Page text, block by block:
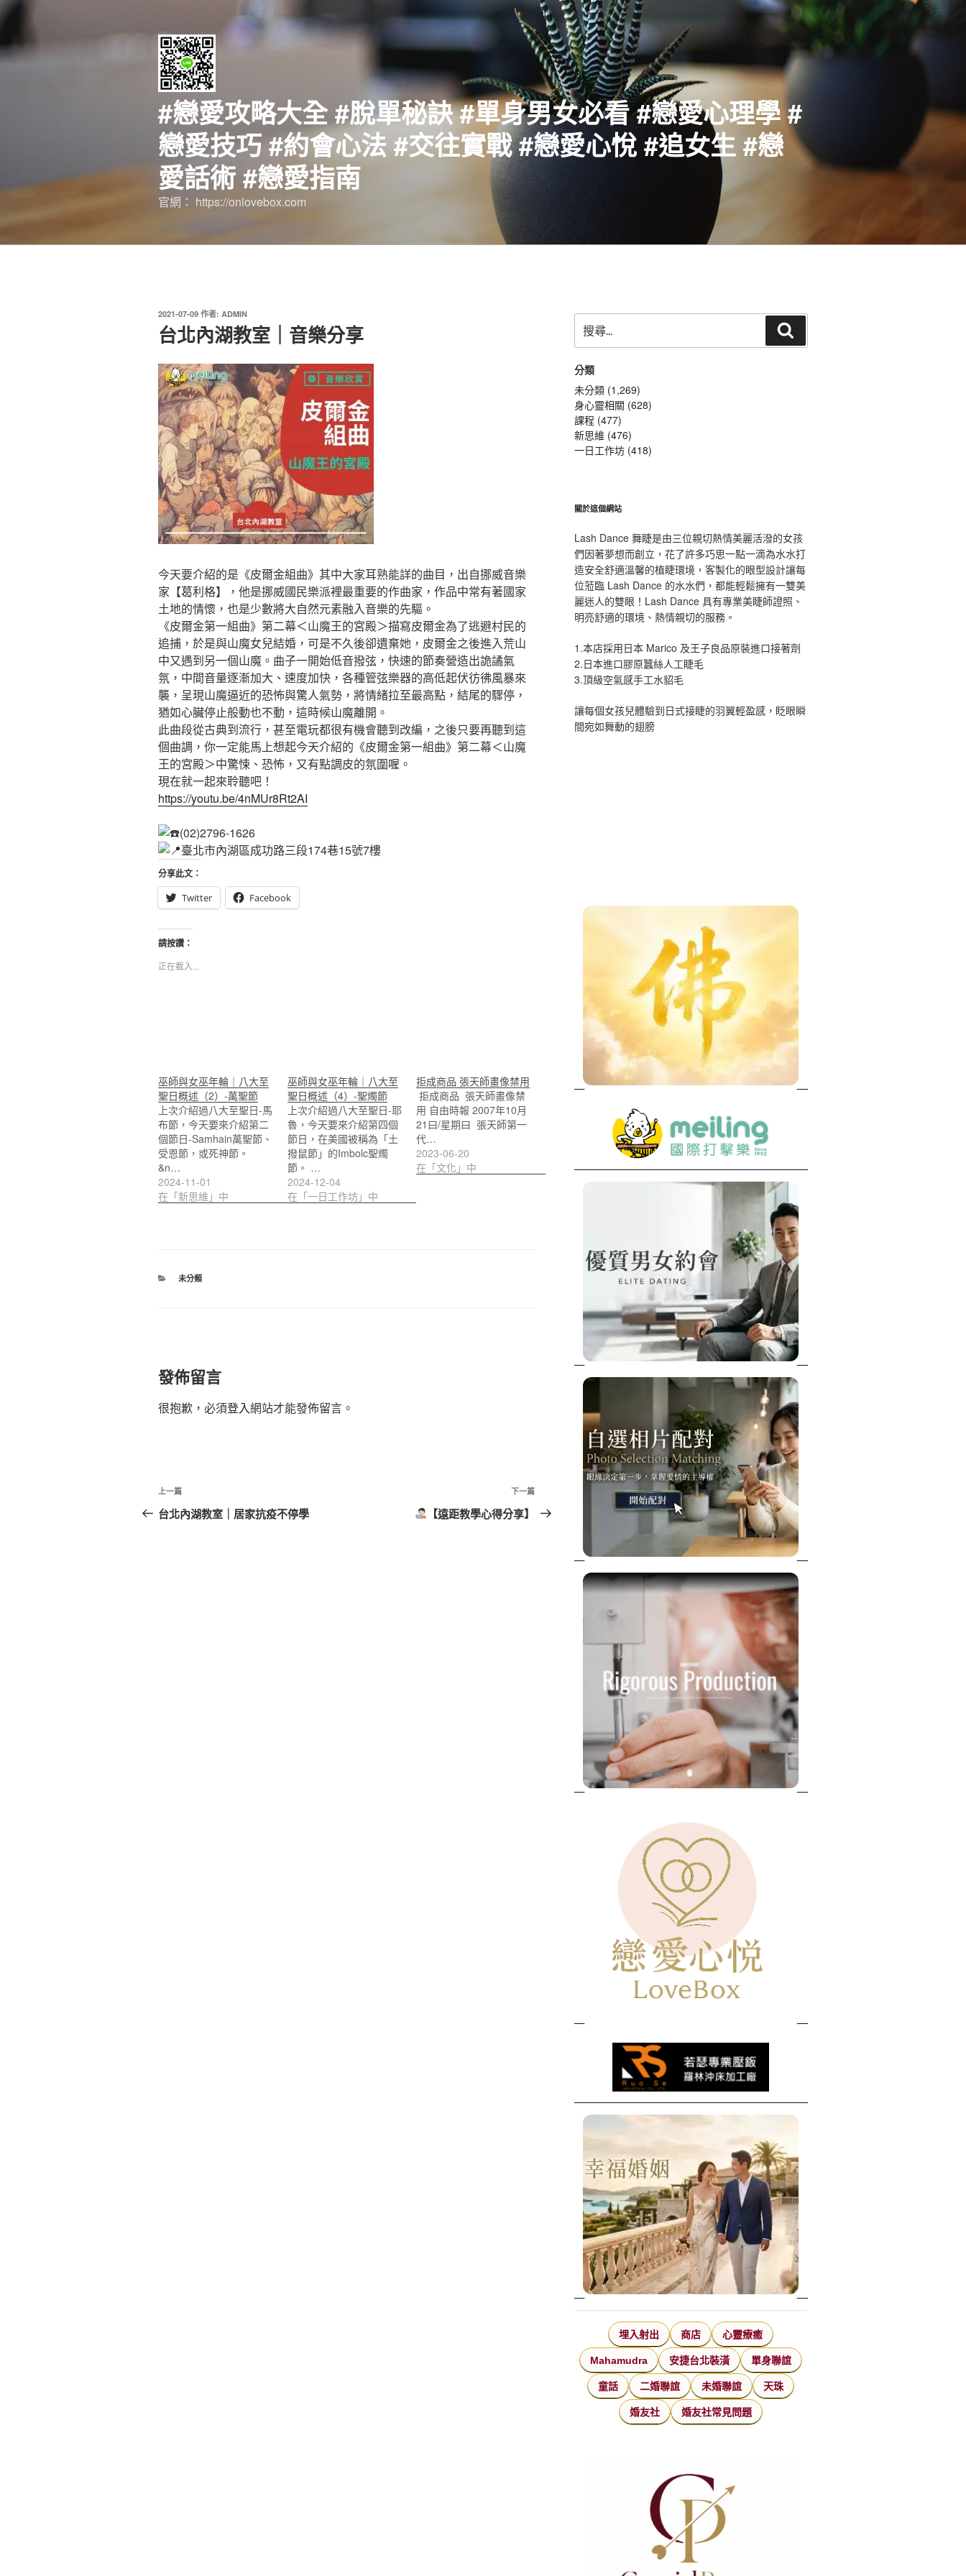
跳
至
主
要
#戀愛攻略大全 #脫單秘訣 #單身男女必看 #戀愛心理學 #
戀愛技巧 #約會心法 #交往實戰 #戀愛心悅 #追女生 #戀
愛話術 #戀愛指南
官網： https://onlovebox.com
發
佈
於
2021-07-09 作者: ADMIN
台北內湖教室｜音樂分享
今天要介紹的是《皮爾金組曲》其中大家耳熟能詳的曲目，出自挪威音樂
家【葛利格】，他是挪威國民樂派裡最重要的作曲家，作品中常有著國家
土地的情懷，也是少數將大自然元素融入音樂的先驅。
《皮爾金第一組曲》第二幕＜山魔王的宮殿＞描寫皮爾金為了逃避村民的
追捕，於是與山魔女兒結婚，可是不久後卻遺棄她，皮爾金之後進入荒山
中又遇到另一個山魔。曲子一開始低音撥弦，快速的節奏營造出詭譎氣
氛，中間音量逐漸加大、速度加快，各種管弦樂器的高低起伏彷彿風暴來
襲，呈現山魔逼近的恐怖與驚人氣勢，將情緒拉至最高點，結尾的驟停，
猶如心臟停止般動也不動，這時候山魔離開。
此曲段從古典到流行，甚至電玩都很有機會聽到改編，之後只要再聽到這
個曲調，你一定能馬上想起今天介紹的《皮爾金第一組曲》第二幕＜山魔
王的宮殿＞中驚悚、恐怖，又有點調皮的氛圍喔。
現在就一起來聆聽吧！
https://youtu.be/4nMUr8Rt2AI
(02)2796-1626
臺北市內湖區成功路三段174巷15號7樓
分享此文：
Twitter
Facebook
請按讚：
正在載入...
巫師與女巫年輪｜八大至
聖日概述（2）-萬聖節
上次介紹過八大至聖日-馬
布節，今天要來介紹第二
個節日-Samhain萬聖節、
受恩節，或死神節。
&n…
2024-11-01
在「新思維」中
巫師與女巫年輪｜八大至
聖日概述（4）-聖燭節
上次介紹過八大至聖日-耶
魯，今天要來介紹第四個
節日，在美國被稱為「土
撥鼠節」的Imbolc聖燭
節。 …
2024-12-04
在「一日工作坊」中
拒成商品 張天師畫像禁用
​ 拒成商品 張天師畫像禁
用 自由時報 2007年10月
21曰/星期曰 ​ 張天師第一
代…
2023-06-20
在「文化」中
分
未分類
發佈留言
很抱歉，必須登入網站才能發佈留言。
文
章
上
一
上一篇
台北內湖教室｜居家抗疫不停學
下
一
下一篇
【遠距教學心得分享】
尋
關
鍵
字:
尋
分類
未分類 (1,269)
身心靈相關 (628)
課程 (477)
新思維 (476)
一日工作坊 (418)
關於這個網站
Lash Dance 舞睫是由三位親切熱情美麗活潑的女孩
們因著夢想而創立，花了許多巧思一點一滴為水水打
造安全舒適溫馨的植睫環境，客製化的眼型設計讓每
位蒞臨 Lash Dance 的水水們，都能輕鬆擁有一雙美
麗迷人的雙眼！Lash Dance 具有專業美睫師證照、
明亮舒適的環境、熱情親切的服務。
1.本店採用日本 Marico 及王子良品原裝進口接著劑
2.日本進口膠原蠶絲人工睫毛
3.頂級空氣感手工水貂毛
讓每個女孩兒體驗到日式接睫的羽翼輕盈感，眨眼瞬
間宛如舞動的翅膀
埋入射出 商店 心靈療癒
Mahamudra 安捷台北裝潢 單身聯誼
童話 二婚聯誼 未婚聯誼 天珠
婚友社 婚友社常見問題